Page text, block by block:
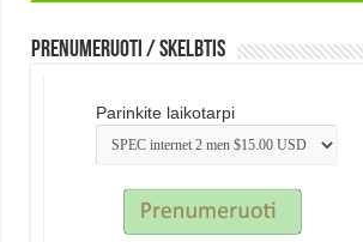
Prenumeruoti / Skelbtis
Parinkite laikotarpi